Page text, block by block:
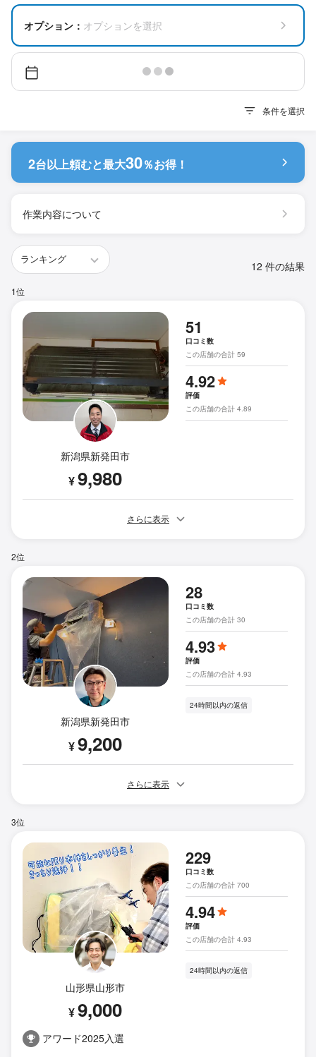
オプション： オプションを選択
条件を選択
2台以上頼むと最大30％お得！
作業内容について
12 件の結果
1位
新潟県新発田市
¥9,980
51
口コミ数
この店舗の合計 59
4.92
評価
この店舗の合計 4.89
さらに表示
2位
新潟県新発田市
¥9,200
28
口コミ数
この店舗の合計 30
4.93
評価
この店舗の合計 4.93
24時間以内の返信
さらに表示
3位
山形県山形市
¥9,000
アワード2025入選
229
口コミ数
この店舗の合計 700
4.94
評価
この店舗の合計 4.93
24時間以内の返信